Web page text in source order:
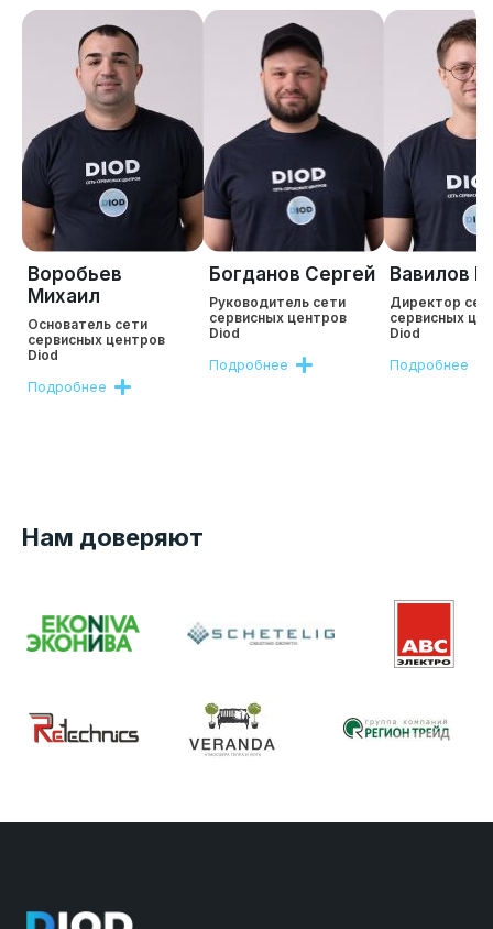
Воробьев
Михаил
Основатель сети
сервисных центров
Diod
Подробнее
Богданов Сергей
Руководитель сети
сервисных центров
Diod
Подробнее
Вавилов
Директор
сервисных
Diod
Подробнее
Нам доверяют